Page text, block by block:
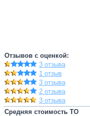
Отзывов с оценкой:
3 отзыва
1 отзыв
3 отзыва
2 отзыва
3 отзыва
Средняя стоимость ТО